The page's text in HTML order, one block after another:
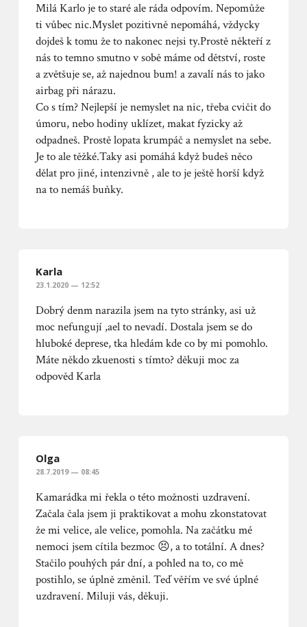
Milá Karlo je to staré ale ráda odpovím. Nepomůže
ti vůbec nic.Myslet pozitivně nepomáhá, vždycky
dojdeš k tomu že to nakonec nejsi ty.Prostě někteří z
nás to temno smutno v sobě máme od dětství, roste
a zvětšuje se, až najednou bum! a zavalí nás to jako
airbag při nárazu.
Co s tím? Nejlepší je nemyslet na nic, třeba cvičit do
úmoru, nebo hodiny uklízet, makat fyzicky až
odpadneš. Prostě lopata krumpáč a nemyslet na sebe.
Je to ale těžké.Taky asi pomáhá když budeš něco
dělat pro jiné, intenzivně , ale to je ještě horší když
na to nemáš buňky.
Karla
23.1.2020 — 12:52
Dobrý denm narazila jsem na tyto stránky, asi už
moc nefungují ,ael to nevadí. Dostala jsem se do
hluboké deprese, tka hledám kde co by mi pomohlo.
Máte někdo zkuenosti s tímto? děkuji moc za
odpověd Karla
Olga
28.7.2019 — 08:45
Kamarádka mi řekla o této možnosti uzdravení.
Začala čala jsem ji praktikovat a mohu zkonstatovat
že mi velice, ale velice, pomohla. Na začátku mé
nemoci jsem cítila bezmoc 😣, a to totální. A dnes?
Stačilo pouhých pár dní, a pohled na to, co mě
postihlo, se úplně změnil. Teď věřím ve své úplné
uzdravení. Miluji vás, děkuji.